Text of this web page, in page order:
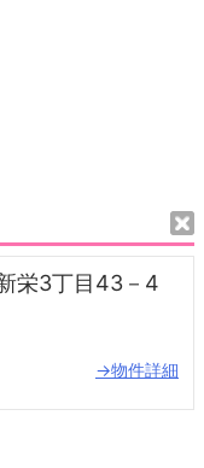
栄3丁目43－4
→物件詳細